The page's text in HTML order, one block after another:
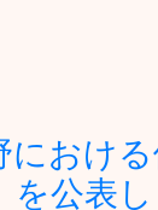
におけ
公表し